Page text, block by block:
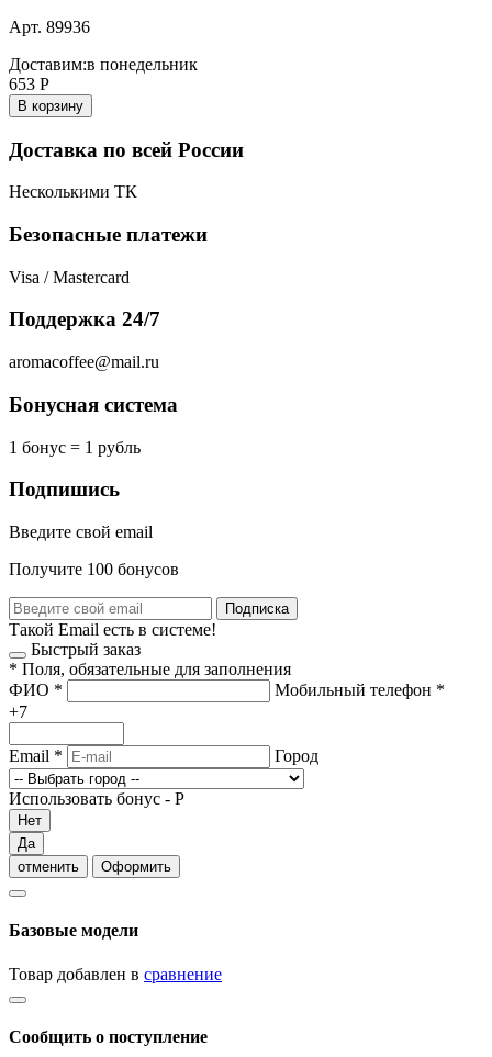
Арт. 89936
Доставим:в понедельник
653 Р
В корзину
Доставка по всей России
Несколькими ТК
Безопасные платежи
Visa / Mastercard
Поддержка 24/7
aromacoffee@mail.ru
Бонусная система
1 бонус = 1 рубль
Подпишись
Введите свой email
Получите 100 бонусов
Подписка
Такой Email есть в системе!
Быстрый заказ
* Поля, обязательные для заполнения
ФИО * Мобильный телефон *
+7
Email * Город
Использовать бонус - Р
Нет
Да
отменить
Оформить
Базовые модели
Товар добавлен в сравнение
Сообщить о поступление